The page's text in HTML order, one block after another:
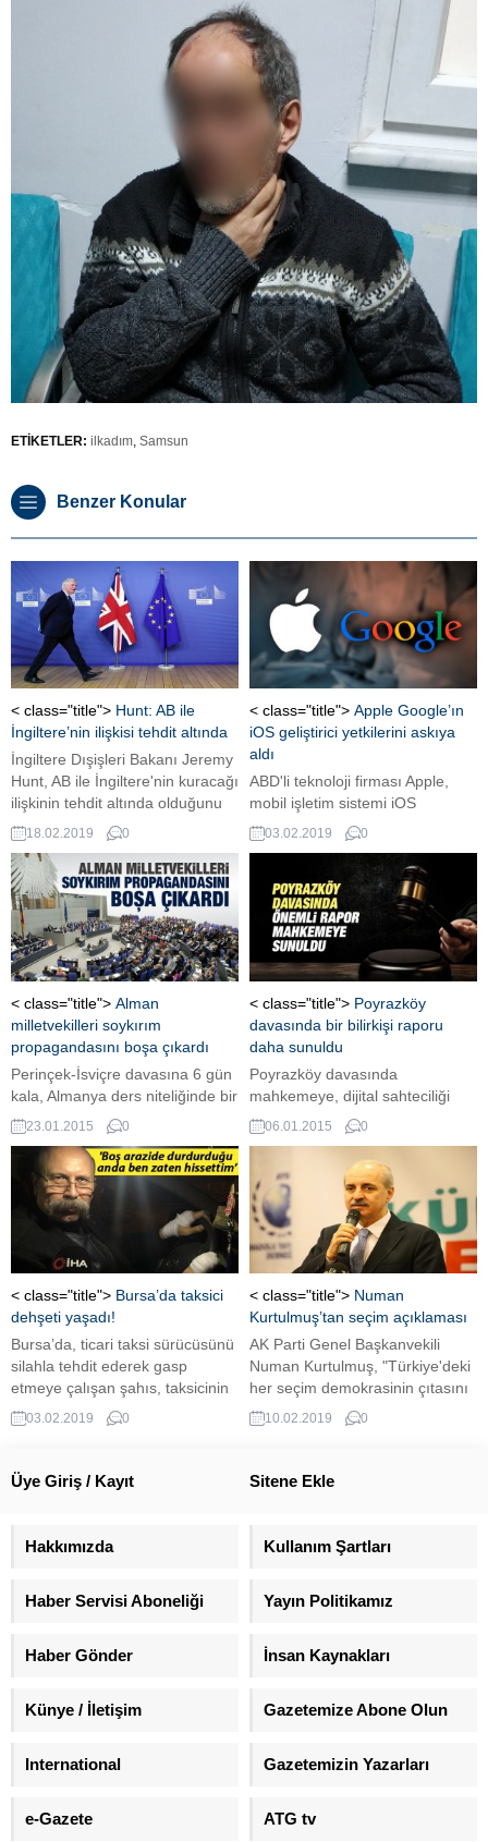
ETİKETLER: ilkadım Samsun
Benzer Konular
< class="title"> Hunt: AB ile
İngiltere’nin ilişkisi tehdit altında
İngiltere Dışişleri Bakanı Jeremy
Hunt, AB ile İngiltere'nin kuracağı
ilişkinin tehdit altında olduğunu
açıkladı.
18.02.2019 0
< class="title"> Apple Google’ın
iOS geliştirici yetkilerini askıya
aldı
ABD'li teknoloji firması Apple,
mobil işletim sistemi iOS
üzerindeki bazı kurumsal mobil
uygulamaların dağıtımı ve
kullanıcı verilerinin takibine ilişkin
kuralları ihlal ettiği gerekçesiyle
Google'ın iOS geliştirici
sertifikasını askıya aldı.
03.02.2019 0
< class="title"> Alman
milletvekilleri soykırım
propagandasını boşa çıkardı
Perinçek-İsviçre davasına 6 gün
kala, Almanya ders niteliğinde bir
yanıtla Sol Parti milletvekillerinin
soykırım propagandasını boşa
çıkardı. 3 milletvekilinin Alman
hükümetine verdiği önergede,
"1915 olayları soykırım olarak
değerlendirilecek mi? Yüzüncü
yıldönümünde anma yapılacak
mı?" gibi sorular yöneltildi.
Hükümetin yanıtında, 1915
olayları "soykırım" olarak
nitelenmedi, anma da
yapılmayacağı belirtildi. Olayların
23.01.2015 0
< class="title"> Poyrazköy
davasında bir bilirkişi raporu
daha sunuldu
Poyrazköy davasında
mahkemeye, dijital sahteciliği
belgeleyen bir bilirkişi raporu
daha sunuldu. Dijital deliller
üzerinde oynama yapıldığı
belirtilen raporda, manipule
edilen delillerin güvenilirliğini
yitirdiği ve delil bütünlüğü
sağlanamadığı vurgulandı.
06.01.2015 0
< class="title"> Bursa’da taksici
dehşeti yaşadı!
Bursa’da, ticari taksi sürücüsünü
silahla tehdit ederek gasp
etmeye çalışan şahıs, taksicinin
karşı koymasıyla yanındaki kuru
sıkı silahı ateşledi. Gaspçı, daha
kayboldu.
03.02.2019 0
< class="title"> Numan
Kurtulmuş’tan seçim açıklaması
AK Parti Genel Başkanvekili
Numan Kurtulmuş, "Türkiye'deki
her seçim demokrasinin çıtasını
bir miktar daha yukarıya
çıkarmıştır. Sonuçta bu millet
seçimlerle silerek yoluna devam
10.02.2019 0
Üye Giriş / Kayıt Sitene Ekle
Hakkımızda Kullanım Şartları
Haber Servisi Aboneliği Yayın Politikamız
Haber Gönder İnsan Kaynakları
Künye / İletişim Gazetemize Abone Olun
International Gazetemizin Yazarları
e-Gazete ATG tv